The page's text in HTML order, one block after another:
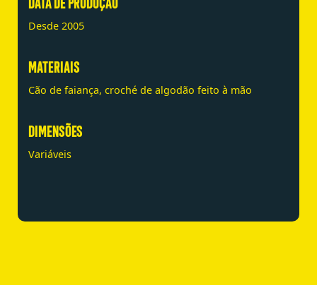
Desde 2005
MATERIAIS
Cão de faiança, croché de algodão feito à mão
DIMENSÕES
Variáveis